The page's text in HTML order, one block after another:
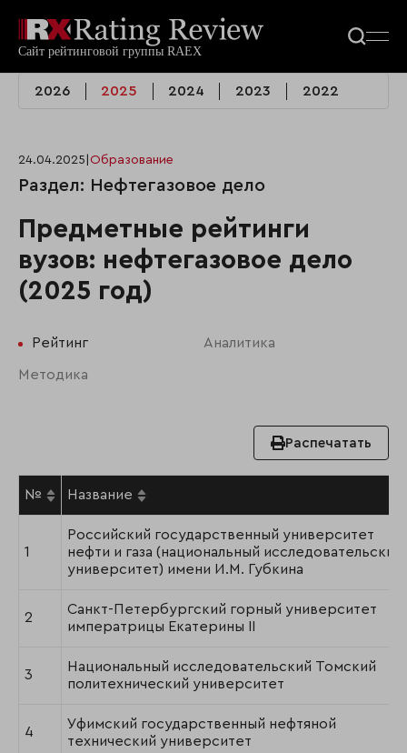
2026 2025 2024 2023 2022
24.04.2025 Образование
Раздел: Нефтегазовое дело
Предметные рейтинги
вузов: нефтегазовое дело
(2025 год)
Рейтинг Аналитика
Методика
Распечатать
№ Название
1
Российский государственный университет
нефти и газа (национальный исследовательский
университет) имени И.М. Губкина
2
Санкт-Петербургский горный университет
императрицы Екатерины II
3
Национальный исследовательский Томский
политехнический университет
4
Уфимский государственный нефтяной
технический университет